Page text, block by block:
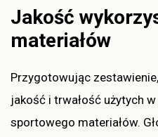
Jakość
materiałów
Przygotowując
jakość i trwałość użytych
sportowego materiałów.